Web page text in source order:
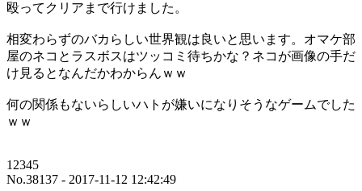
殴ってクリアまで行けました。
相変わらずのバカらしい世界観は良いと思います。オマケ部
屋のネコとラスボスはツッコミ待ちかな？ネコが画像の手だ
け見るとなんだかわからんｗｗ
何の関係もないらしいハトが嫌いになりそうなゲームでした
ｗｗ
12345
No.38137 - 2017-11-12 12:42:49